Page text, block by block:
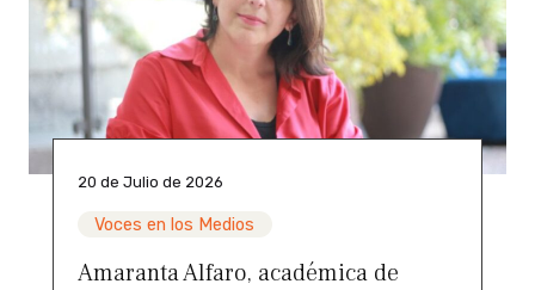
20 de Julio de 2026
Voces en los Medios
Amaranta Alfaro, académica de